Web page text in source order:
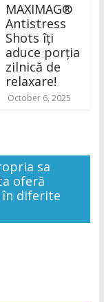
MAXIMAG®
Antistress
Shots îți
aduce porția
zilnică de
relaxare!
October 6, 2025
sa
oferă
diferite